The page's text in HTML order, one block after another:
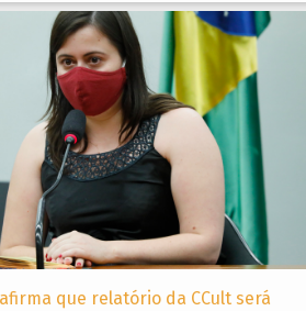
que relatório da CCult será